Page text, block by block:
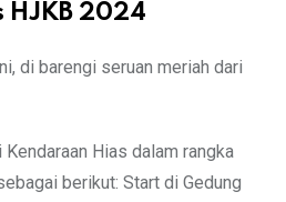
HJKB 2024
di barengi seruan meriah dari
Hias dalam rangka
berikut: Start di Gedung